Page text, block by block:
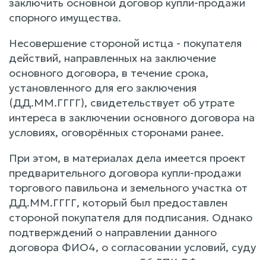
спорного имущества.
Несовершение стороной истца - покупателя
действий, направленных на заключение
основного договора, в течение срока,
установленного для его заключения
(ДД.ММ.ГГГГ), свидетельствует об утрате
интереса в заключении основного договора на
условиях, оговорённых сторонами ранее.
При этом, в материалах дела имеется проект
предварительного договора купли-продажи
торгового павильона и земельного участка от
ДД.ММ.ГГГГ, который был предоставлен
стороной покупателя для подписания. Однако
подтверждений о направлении данного
договора ФИО4, о согласовании условий, суду